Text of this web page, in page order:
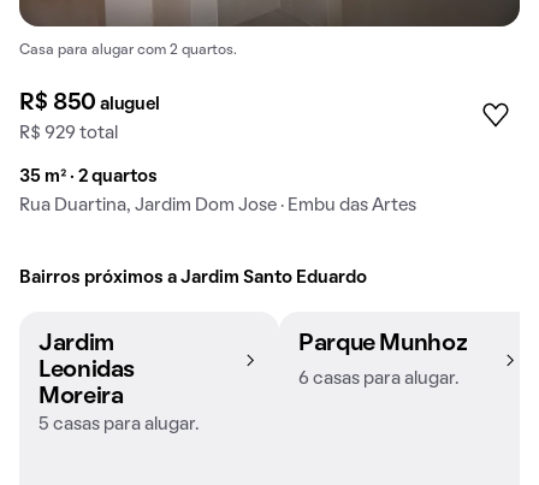
Casa para alugar com 2 quartos.
R$ 850aluguel
R$ 929 total
35 m² · 2 quartos
Rua Duartina, Jardim Dom Jose · Embu das Artes
Bairros próximos a Jardim Santo Eduardo
Jardim
Leonidas
Moreira
5 casas para alugar.
Parque Munhoz
6 casas para alugar.